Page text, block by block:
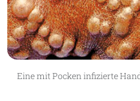
Eine mit Pocken infizierte